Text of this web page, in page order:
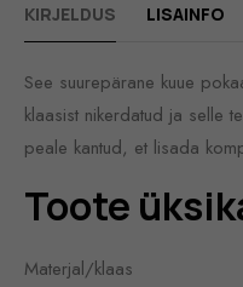
KIRJELDUS LISAINFO
See suurepärane kuue
klaasist nikerdatud ja selle
peale kantud, et lisada
Toote
Materjal/klaas